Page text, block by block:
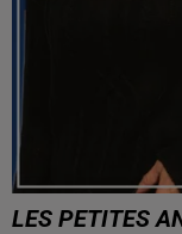
LES PETITES